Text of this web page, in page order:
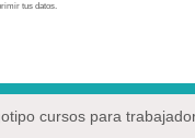
tus datos.